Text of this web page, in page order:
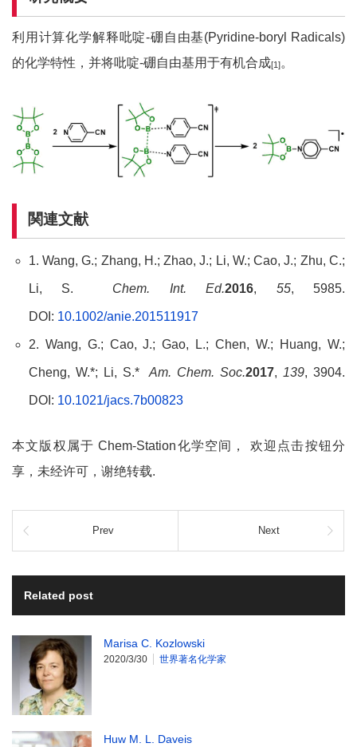
利用计算化学解释吡啶-硼自由基(Pyridine-boryl Radicals)
的化学特性，并将吡啶-硼自由基用于有机合成[1]。
関連文献
1. Wang, G.; Zhang, H.; Zhao, J.; Li, W.; Cao, J.; Zhu, C.;
Li, S. Chem. Int. Ed.2016, 55, 5985.
DOI: 10.1002/anie.201511917
2. Wang, G.; Cao, J.; Gao, L.; Chen, W.; Huang, W.;
Cheng, W.*; Li, S.* Am. Chem. Soc.2017, 139, 3904.
DOI: 10.1021/jacs.7b00823
本文版权属于 Chem-Station化学空间， 欢迎点击按钮分
享，未经许可，谢绝转载.
Prev Next
Related post
Marisa C. Kozlowski
2020/3/30 世界著名化学家
Huw M. L. Daveis